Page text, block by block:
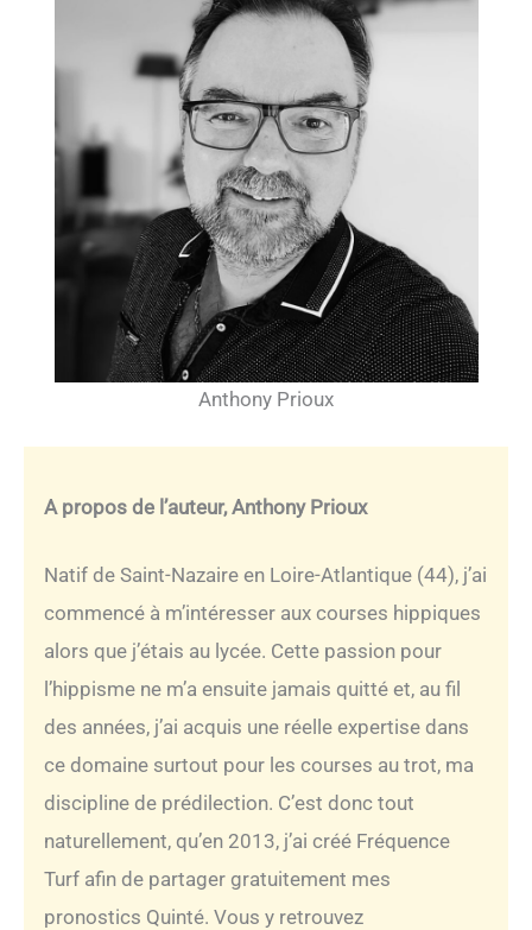
Anthony Prioux
A propos de l’auteur, Anthony Prioux
Natif de Saint-Nazaire en Loire-Atlantique (44), j’ai
commencé à m’intéresser aux courses hippiques
alors que j’étais au lycée. Cette passion pour
l’hippisme ne m’a ensuite jamais quitté et, au fil
des années, j’ai acquis une réelle expertise dans
ce domaine surtout pour les courses au trot, ma
discipline de prédilection. C’est donc tout
naturellement, qu’en 2013, j’ai créé Fréquence
Turf afin de partager gratuitement mes
pronostics Quinté. Vous y retrouvez